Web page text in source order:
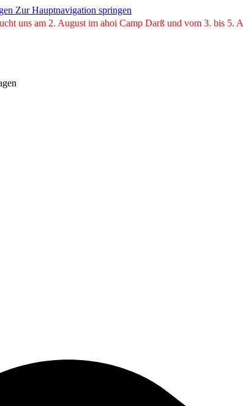
Zur Hauptnavigation springen
uns am 2. August im ahoi Camp Darß und vom 3. bis